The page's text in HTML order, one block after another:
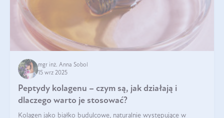
mgr inż. Anna Sobol
15 wrz 2025
Peptydy kolagenu – czym są, jak działają i
dlaczego warto je stosować?
Kolagen jako białko budulcowe, naturalnie występujące w